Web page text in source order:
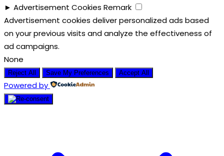
► Advertisement Cookies Remark
Advertisement cookies deliver personalized ads based
on your previous visits and analyze the effectiveness of
ad campaigns.
None
Reject All Save My Preferences Accept All
Powered by